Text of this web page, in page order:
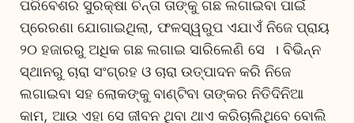
ପରିବେଶର ସୁରକ୍ଷା ଚିନ୍ତା ତାଙ୍କୁ ଗଛ ଲଗାଇବା ପାଇଁ
ପ୍ରେରଣା ଯୋଗାଇଥିଲା, ଫଳସ୍ୱରୁପ ଏଯାଏଁ ନିଜେ ପ୍ରାୟ
୨୦ ହଜାରରୁ ଅଧିକ ଗଛ ଲଗାଇ ସାରିଲେଣି ସେ । ବିଭିନ୍ନ
ସ୍ଥାନରୁ ଚାରା ସଂଗ୍ରହ ଓ ଚାରା ଉତ୍ପାଦନ କରି ନିଜେ
ଲଗାଇବା ସହ ଲୋକଙ୍କୁ ବାଣ୍ଟିବା ତାଙ୍କର ନିତିଦିନିଆ
କାମ, ଆଉ ଏହା ସେ ଜୀବନ ଥିବା ଥାଏ କରିଚାଲିଥିବେ ବୋଲି